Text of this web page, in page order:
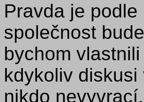
Pravda je
společnost
bychom vlastnili
kdykoliv
nikdo